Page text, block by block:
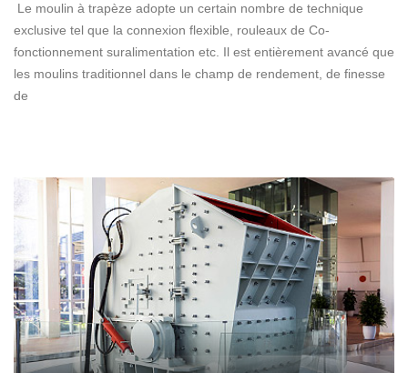
Le moulin à trapèze adopte un certain nombre de technique
exclusive tel que la connexion flexible, rouleaux de Co-
fonctionnement suralimentation etc. Il est entièrement avancé que
les moulins traditionnel dans le champ de rendement, de finesse
de